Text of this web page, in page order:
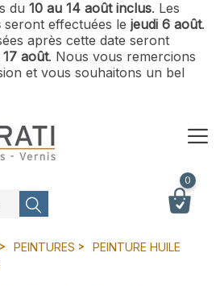
du 10 au 14 août inclus. Les
seront effectuées le jeudi 6 août.
après cette date seront
17 août. Nous vous remercions
et vous souhaitons un bel
0
PEINTURES
PEINTURE HUILE